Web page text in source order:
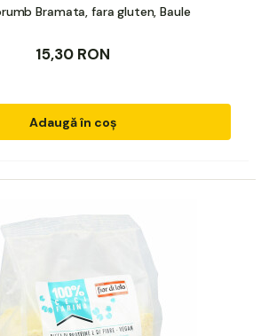
Bramata, fara gluten, Baule
15,30 RON
Adaugă în coș